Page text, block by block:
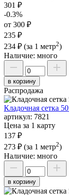
301 ₽
-0.3%
от 300 ₽
235 ₽
234 ₽ (за 1 метр2)
Наличие: много
в корзину
Распродажа
Кладочная сетка
артикул: 7821
Цена за 1 карту
137 ₽
273 ₽ (за 1 метр2)
Наличие: много
в корзину